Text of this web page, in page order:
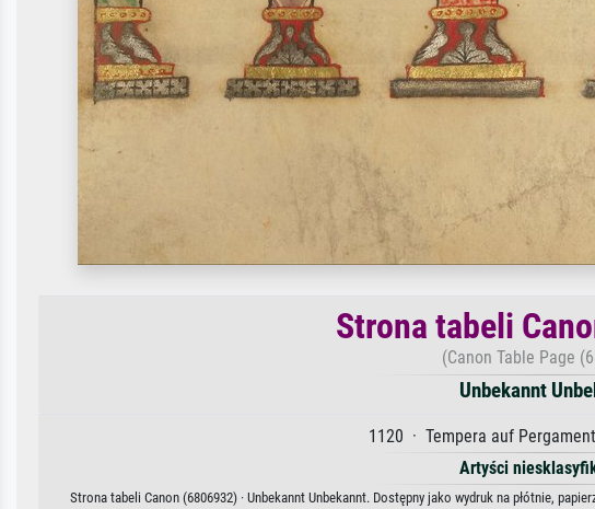
Strona tabeli
(Canon Table Page
Unbekannt
1120 · Tempera auf
Artyści
Strona tabeli Canon (6806932) · Unbekannt Unbekannt. Dostępny jako wydruk na płótnie,